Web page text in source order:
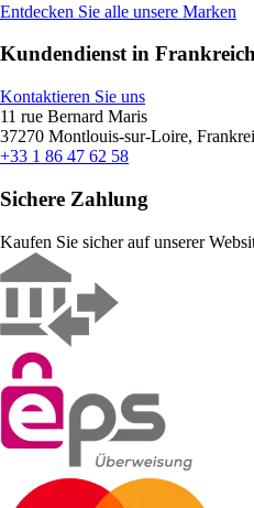
Entdecken Sie alle unsere Marken
Kundendienst in
Kontaktieren Sie uns
11 rue Bernard Maris
37270 Montlouis-sur-Loire,
+33 1 86 47 62 58
Sichere Zahlung
Kaufen Sie sicher auf unserer